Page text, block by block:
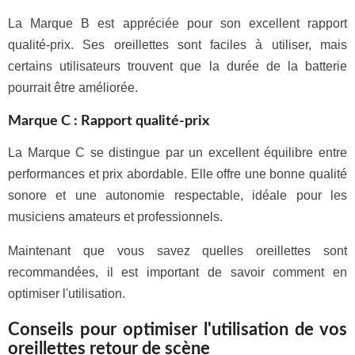
La Marque B est appréciée pour son excellent rapport
qualité-prix. Ses oreillettes sont faciles à utiliser, mais
certains utilisateurs trouvent que la durée de la batterie
pourrait être améliorée.
Marque C : Rapport qualité-prix
La Marque C se distingue par un excellent équilibre entre
performances et prix abordable. Elle offre une bonne qualité
sonore et une autonomie respectable, idéale pour les
musiciens amateurs et professionnels.
Maintenant que vous savez quelles oreillettes sont
recommandées, il est important de savoir comment en
optimiser l'utilisation.
Conseils pour optimiser l'utilisation de vos
oreillettes retour de scène